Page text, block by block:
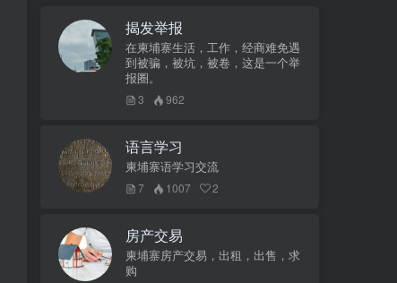
揭发举报
在柬埔寨生活，工作，经商难免遇
到被骗，被坑，被卷，这是一个举
报圈。
3 962
语言学习
柬埔寨语学习交流
7 1007 2
房产交易
柬埔寨房产交易，出租，出售，求
购